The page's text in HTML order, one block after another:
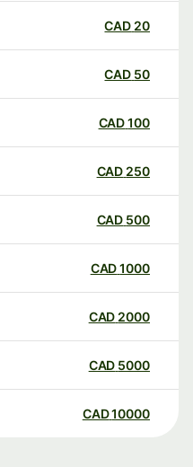
20
CAD
50
CAD
100
CAD
250
CAD
500
CAD
1000
CAD
2000
CAD
5000
CAD
10000
CAD